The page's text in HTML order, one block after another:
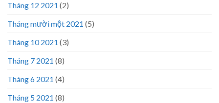
Tháng 12 2021 (2)
Tháng mười một 2021 (5)
Tháng 10 2021 (3)
Tháng 7 2021 (8)
Tháng 6 2021 (4)
Tháng 5 2021 (8)